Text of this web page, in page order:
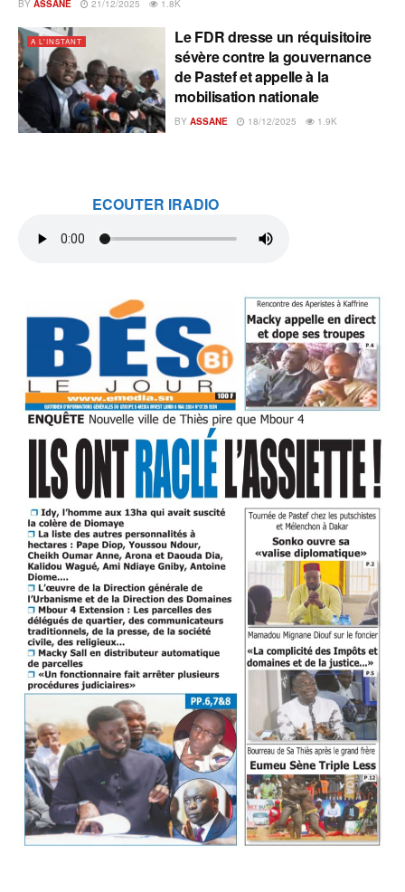
BY ASSANE 21/12/2025 1.8K
A L'INSTANT
Le FDR dresse un réquisitoire
sévère contre la gouvernance
de Pastef et appelle à la
mobilisation nationale
BY ASSANE 18/12/2025 1.9K
ECOUTER IRADIO